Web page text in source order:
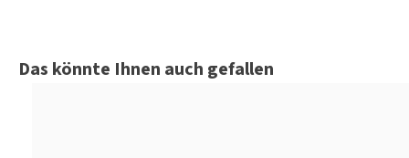
Produktgalerie überspringen
Das könnte Ihnen auch gefallen